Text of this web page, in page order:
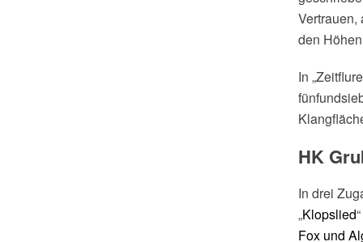
Vertrauen,
den
In
HK
In drei
„Klopslied
Fox und